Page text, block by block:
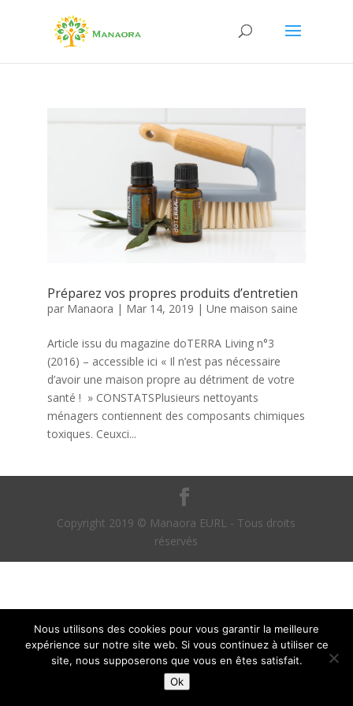
Préparez vos propres produits d’entretien
par Manaora | Mar 14, 2019 | Une maison saine
Article issu du magazine doTERRA Living n°3
(2016) – accessible ici « Il n’est pas nécessaire
d’avoir une maison propre au détriment de votre
santé ! » CONSTATSPlusieurs nettoyants
ménagers contiennent des composants chimiques
toxiques. Ceuxci...
Copyright 2019 © Manaora EURL - Tous droits
réservés
Nous utilisons des cookies pour vous garantir la meilleure
expérience sur notre site web. Si vous continuez à utiliser ce
site, nous supposerons que vous en êtes satisfait.
Ok